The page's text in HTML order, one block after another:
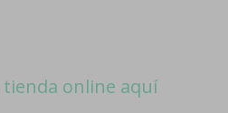
online aquí